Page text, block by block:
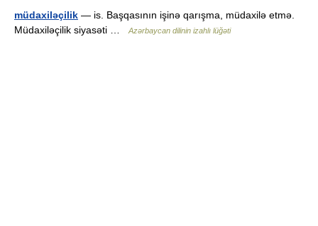
müdaxiləçilik — is. Başqasının işinə qarışma, müdaxilə etmə.
Müdaxiləçilik siyasəti …
Azərbaycan dilinin izahlı lüğəti